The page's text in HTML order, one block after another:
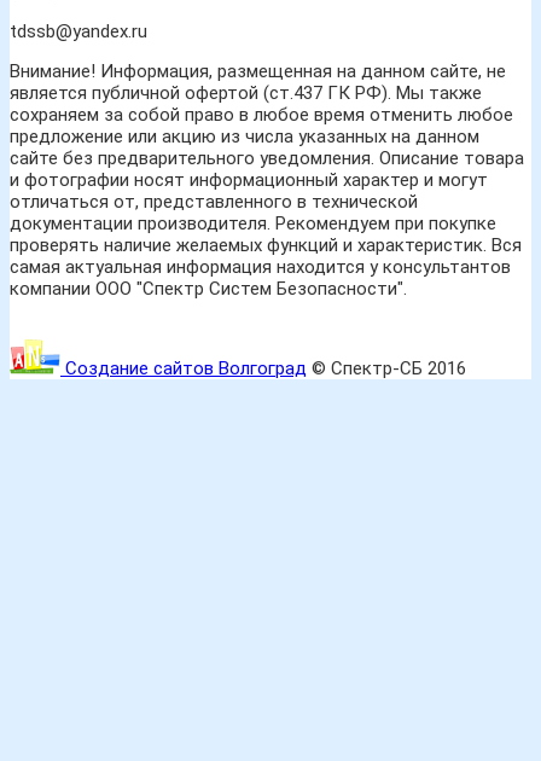
tdssb@yandex.ru
Внимание! Информация, размещенная на данном сайте, не
является публичной офертой (ст.437 ГК РФ). Мы также
сохраняем за собой право в любое время отменить любое
предложение или акцию из числа указанных на данном
сайте без предварительного уведомления. Описание товара
и фотографии носят информационный характер и могут
отличаться от, представленного в технической
документации производителя. Рекомендуем при покупке
проверять наличие желаемых функций и характеристик. Вся
самая актуальная информация находится у консультантов
компании ООО "Спектр Систем Безопасности".
Создание сайтов Волгоград © Спектр-СБ 2016